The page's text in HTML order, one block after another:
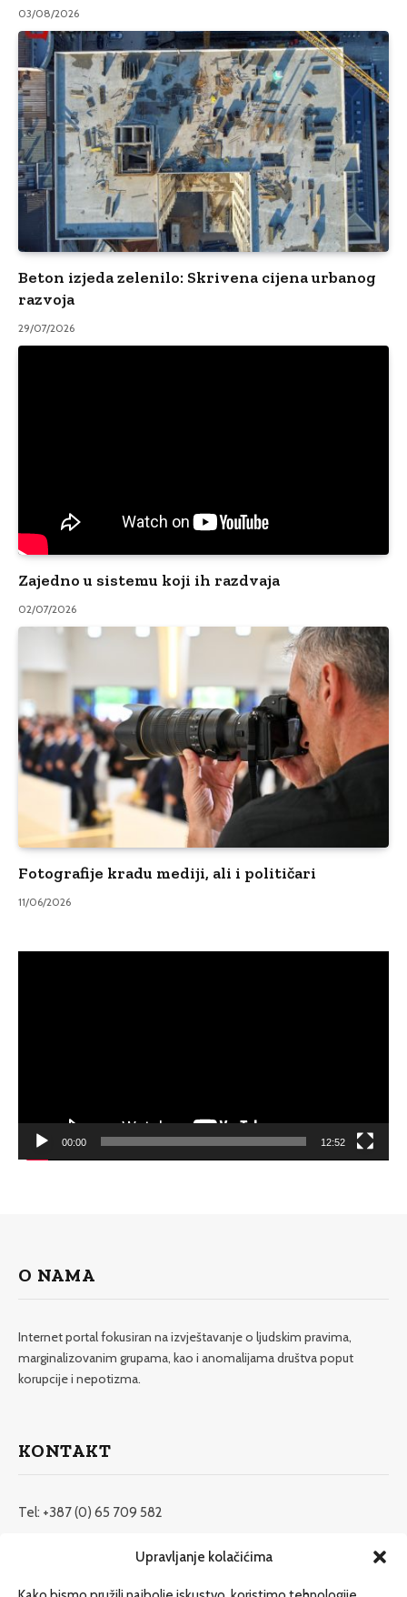
Upravljanje kolačićima
03/08/2026
Beton izjeda zelenilo: Skrivena cijena urbanog
razvoja
29/07/2026
Zajedno u sistemu koji ih razdvaja
02/07/2026
Fotografije kradu mediji, ali i političari
11/06/2026
00:00 12:52
O NAMA
Internet portal fokusiran na izvještavanje o ljudskim pravima,
marginalizovanim grupama, kao i anomalijama društva poput
korupcije i nepotizma.
KONTAKT
Tel: +387 (0) 65 709 582
redakcija@etrafika.net